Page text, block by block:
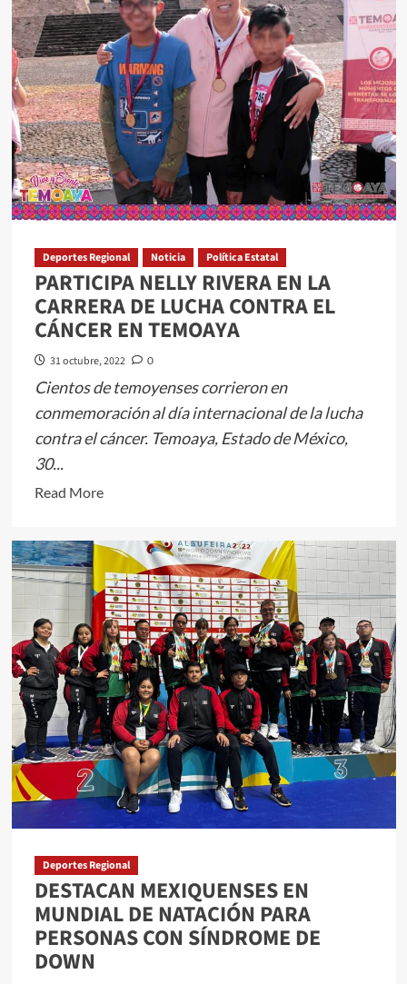
DE
DÍA
DE
MUERTOS
EN
TEMOAYA
Deportes Regional Noticia Política Estatal
PARTICIPA NELLY RIVERA EN LA
CARRERA DE LUCHA CONTRA EL
CÁNCER EN TEMOAYA
31 octubre, 2022 0
Cientos de temoyenses corrieron en
conmemoración al día internacional de la lucha
contra el cáncer. Temoaya, Estado de México,
30...
Read MoreRead
about
PARTICIPA
NELLY
RIVERA
EN
LA
CARRERA
DE
LUCHA
CONTRA
EL
CÁNCER
EN
TEMOAYA
Deportes Regional
DESTACAN MEXIQUENSES EN
MUNDIAL DE NATACIÓN PARA
PERSONAS CON SÍNDROME DE
DOWN